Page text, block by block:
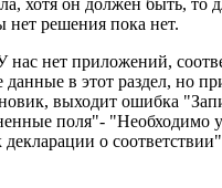
хотя он должен быть, то
нет решения пока нет.
нет приложений,
в этот раздел, но
выходит ошибка
поля"- "Необходимо
о соответствии"